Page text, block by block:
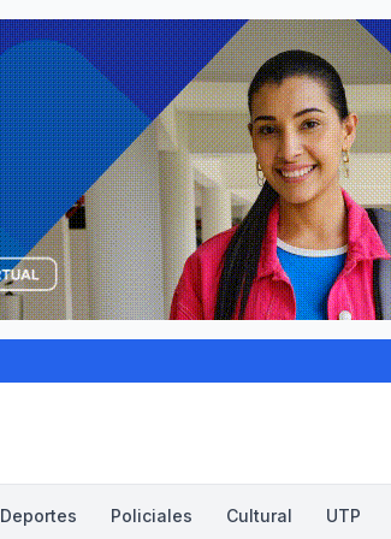
Deportes Policiales Cultural UTP